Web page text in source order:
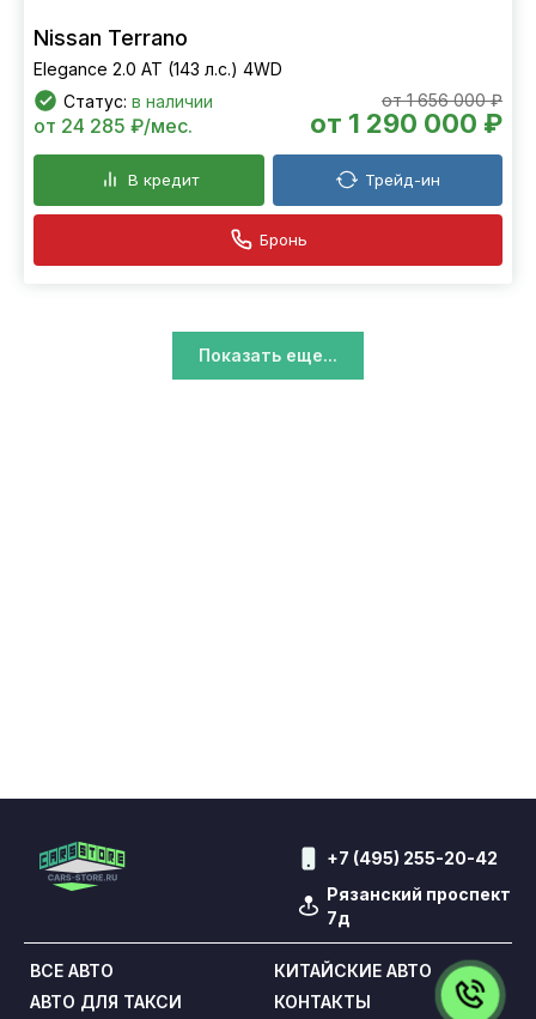
Nissan Terrano
Elegance 2.0 АТ (143 л.с.) 4WD
Статус: в наличии от 1 656 000 ₽
от 1 290 000 ₽
от 24 285 ₽/мес.
В кредит Трейд-ин
Бронь
Показать еще...
+7 (495) 255-20-42
Рязанский проспект
7д
ВСЕ АВТО
КИТАЙСКИЕ АВТО
АВТО ДЛЯ ТАКСИ
КОНТАКТЫ